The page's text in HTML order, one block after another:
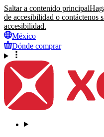
Saltar a contenido principal
de accesibilidad o contáctenos
accesibilidad.
México
Dónde comprar